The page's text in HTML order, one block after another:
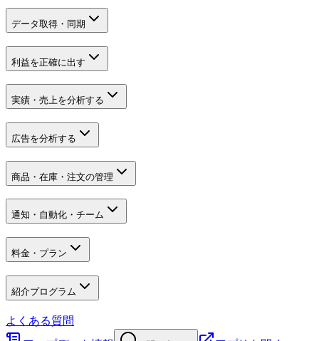
データ取得・同期
利益を正確に出す
実績・売上を分析する
広告を分析する
商品・在庫・注文の管理
通知・自動化・チーム
料金・プラン
紹介プログラム
よくある質問